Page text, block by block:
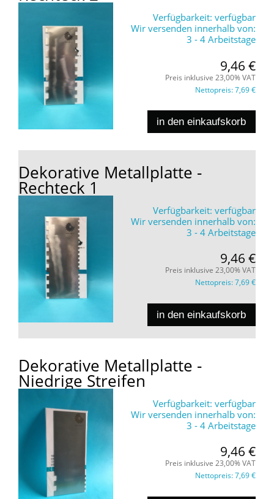
Verfügbarkeit: verfügbar
Wir versenden innerhalb von:
3 - 4 Arbeitstage
9,46 €
Preis inklusive 23,00% VAT
Nettopreis:7,69 €
in den einkaufskorb
Dekorative Metallplatte -
Rechteck 1
Verfügbarkeit: verfügbar
Wir versenden innerhalb von:
3 - 4 Arbeitstage
9,46 €
Preis inklusive 23,00% VAT
Nettopreis:7,69 €
in den einkaufskorb
Dekorative Metallplatte -
Niedrige Streifen
Verfügbarkeit: verfügbar
Wir versenden innerhalb von:
3 - 4 Arbeitstage
9,46 €
Preis inklusive 23,00% VAT
Nettopreis:7,69 €